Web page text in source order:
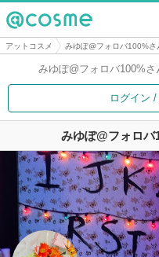
@cosme
アットコスメ みゆぽ@フォロバ100%さ
みゆぽ@フォロバ100%さ
ログイン
みゆぽ@フォロバ